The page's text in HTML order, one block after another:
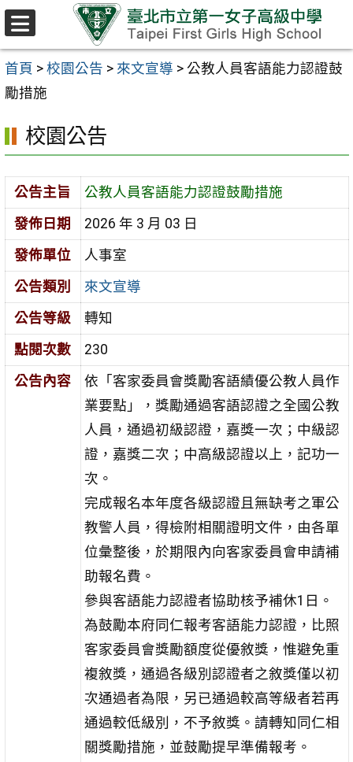
跳至主要內容區
首頁 > 校園公告 > 來文宣導 > 公教人員客語能力認證鼓
勵措施
校園公告
公告主旨
公教人員客語能力認證鼓勵措施
發佈日期
2026 年 3 月 03 日
發佈單位
人事室
公告類別
來文宣導
公告等級
轉知
點閱次數
230
公告內容
依「客家委員會獎勵客語績優公教人員作
業要點」，獎勵通過客語認證之全國公教
人員，通過初級認證，嘉獎一次；中級認
證，嘉獎二次；中高級認證以上，記功一
次。
完成報名本年度各級認證且無缺考之軍公
教警人員，得檢附相關證明文件，由各單
位彙整後，於期限內向客家委員會申請補
助報名費。
參與客語能力認證者協助核予補休1日。
為鼓勵本府同仁報考客語能力認證，比照
客家委員會獎勵額度從優敘獎，惟避免重
複敘獎，通過各級別認證者之敘獎僅以初
次通過者為限，另已通過較高等級者若再
通過較低級別，不予敘獎。請轉知同仁相
關獎勵措施，並鼓勵提早準備報考。
選
單